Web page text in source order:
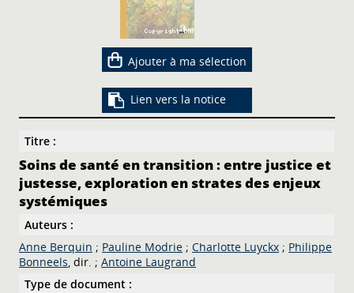
Ajouter à ma sélection
Lien vers la notice
Titre :
Soins de santé en transition : entre justice et
justesse, exploration en strates des enjeux
systémiques
Auteurs :
Anne Berquin ; Pauline Modrie ;Charlotte Luyckx ; Philippe
Bonneels
, dir. ;Antoine Laugrand
Type de document :